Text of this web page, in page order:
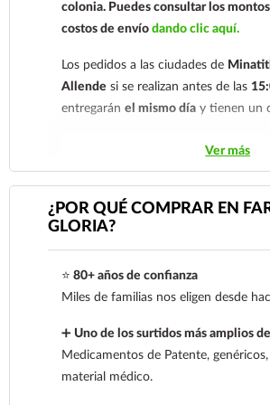
colonia. Puedes consultar los
costos de envíodando clic aquí.
Los pedidos a las ciudades de
Allende si se realizan antes de las
entregaránel mismo día y tienen un
Los pedidos de otras localidades se
.Sólo hacemos envíos
nacional.
económica.En la tarifa nacional al día
pedidos deben realizarseantes de las
tiempo de entrega de la tarifa
días.
En losproductos refrigerados
Ver más
¿POR QUÉ COMPRAR EN
GLORIA?
⭐ 80+ años de confianza
Miles de familias nos eligen desde
➕ Uno de los surtidos más amplios
Medicamentos de Patente,
material médico.